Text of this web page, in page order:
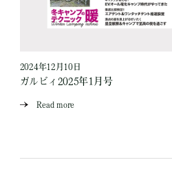
2024年12月10日
ガルビィ2025年1月号
Read more